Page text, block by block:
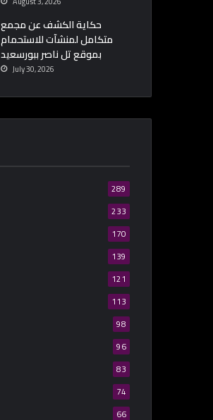
حكاية الكشف عن مجمع
متكامل لمنشآت للاستحمام
بموقع تل ناصر ببورسعيد
July 30, 2026
289
233
170
139
121
113
98
96
83
74
66